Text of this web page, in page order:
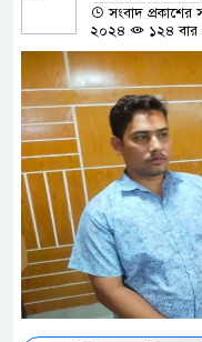
সংবাদ
২০২৪
১২৪ বার